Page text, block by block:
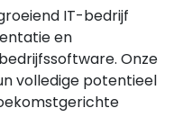
IT-bedrijf
en
Onze
volledige potentieel